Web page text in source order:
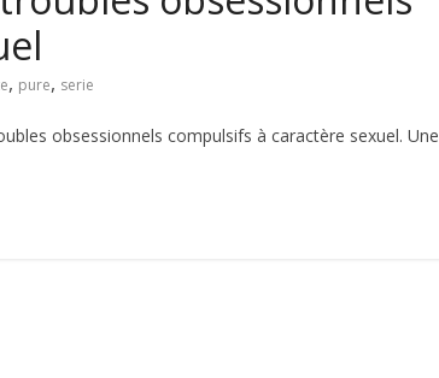
, pure, serie
obsessionnels compulsifs à caractère sexuel. Une